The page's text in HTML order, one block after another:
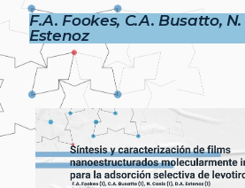
F.A. Fookes, C.A. Busatto, N.
Estenoz